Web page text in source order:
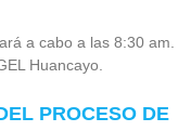
a cabo a las 8:30 am.
Huancayo.
PROCESO DE